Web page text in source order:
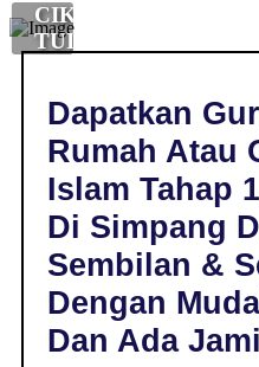
CIKGU
TUISYEN
SIMPANG
DURIAN,
NEGERI
SEMBILAN
TAHAP
(TAHUN
1-
3)
Dapatkan
Rumah Atau
Islam Tahap
Di Simpang
Sembilan &
Dengan
Dan Ada